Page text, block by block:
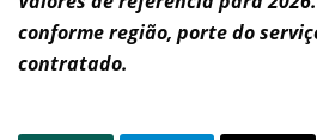
conforme região, porte do
contratado.